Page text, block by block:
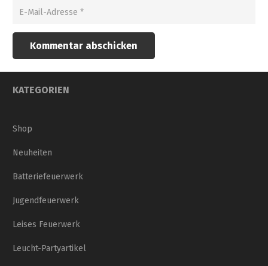
Kommentar abschicken
KATEGORIEN
Shop
Neuheiten
Batteriefeuerwerk
Jugendfeuerwerk
Leises Feuerwerk
Leucht-Partyartikel